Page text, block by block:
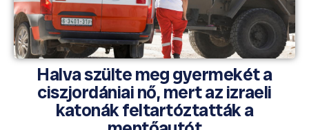
Halva szülte meg gyermekét a
ciszjordániai nő, mert az izraeli
katonák feltartóztatták a